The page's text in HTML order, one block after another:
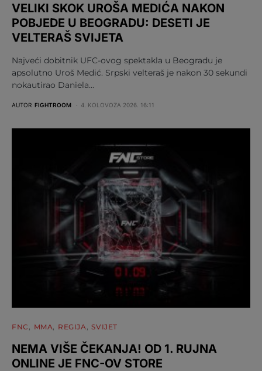
VELIKI SKOK UROŠA MEDIĆA NAKON
POBJEDE U BEOGRADU: DESETI JE
VELTERAŠ SVIJETA
Najveći dobitnik UFC-ovog spektakla u Beogradu je
apsolutno Uroš Medić. Srpski velteraš je nakon 30 sekundi
nokautirao Daniela…
AUTOR FIGHTROOM 4. KOLOVOZA 2026. 16:11
FNC MMA REGIJA SVIJET
NEMA VIŠE ČEKANJA! OD 1. RUJNA
ONLINE JE FNC-OV STORE